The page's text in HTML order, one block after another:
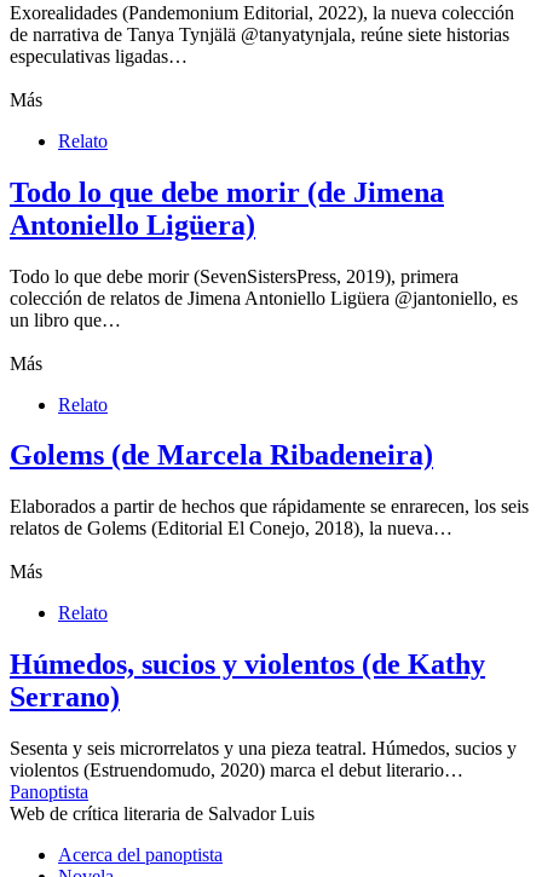
Exorealidades (Pandemonium Editorial, 2022), la nueva colección
de narrativa de Tanya Tynjälä @tanyatynjala, reúne siete historias
especulativas ligadas…
Más
Relato
Todo lo que debe morir (de Jimena
Antoniello Ligüera)
Todo lo que debe morir (SevenSistersPress, 2019), primera
colección de relatos de Jimena Antoniello Ligüera @jantoniello, es
un libro que…
Más
Relato
Golems (de Marcela Ribadeneira)
Elaborados a partir de hechos que rápidamente se enrarecen, los seis
relatos de Golems (Editorial El Conejo, 2018), la nueva…
Más
Relato
Húmedos, sucios y violentos (de Kathy
Serrano)
Sesenta y seis microrrelatos y una pieza teatral. Húmedos, sucios y
violentos (Estruendomudo, 2020) marca el debut literario…
Panoptista
Web de crítica literaria de Salvador Luis
Acerca del panoptista